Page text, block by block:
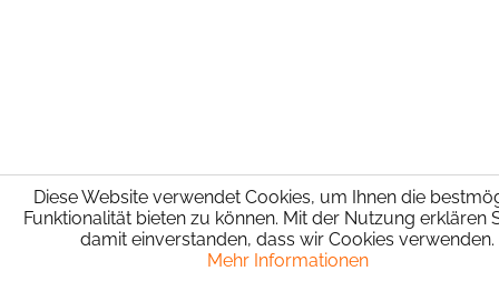
Diese Website verwendet Cookies, um Ihnen die
Funktionalität bieten zu können. Mit der Nutzung erklären
damit einverstanden, dass wir Cookies verwenden.
Mehr Informationen